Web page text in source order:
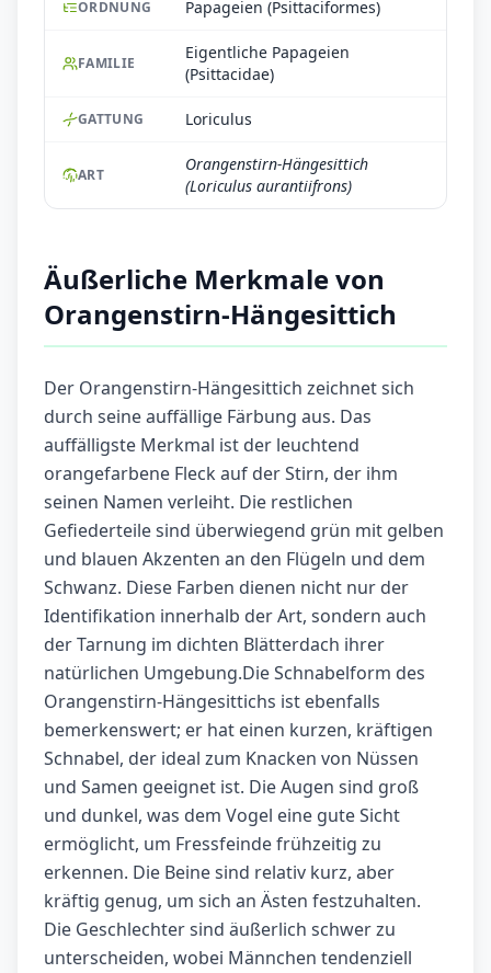
ORDNUNG Papageien (Psittaciformes)
FAMILIE
Eigentliche Papageien
(Psittacidae)
GATTUNG Loriculus
ART
Orangenstirn-Hängesittich
(Loriculus aurantiifrons)
Äußerliche Merkmale von
Orangenstirn-Hängesittich
Der Orangenstirn-Hängesittich zeichnet sich
durch seine auffällige Färbung aus. Das
auffälligste Merkmal ist der leuchtend
orangefarbene Fleck auf der Stirn, der ihm
seinen Namen verleiht. Die restlichen
Gefiederteile sind überwiegend grün mit gelben
und blauen Akzenten an den Flügeln und dem
Schwanz. Diese Farben dienen nicht nur der
Identifikation innerhalb der Art, sondern auch
der Tarnung im dichten Blätterdach ihrer
natürlichen Umgebung.Die Schnabelform des
Orangenstirn-Hängesittichs ist ebenfalls
bemerkenswert; er hat einen kurzen, kräftigen
Schnabel, der ideal zum Knacken von Nüssen
und Samen geeignet ist. Die Augen sind groß
und dunkel, was dem Vogel eine gute Sicht
ermöglicht, um Fressfeinde frühzeitig zu
erkennen. Die Beine sind relativ kurz, aber
kräftig genug, um sich an Ästen festzuhalten.
Die Geschlechter sind äußerlich schwer zu
unterscheiden, wobei Männchen tendenziell